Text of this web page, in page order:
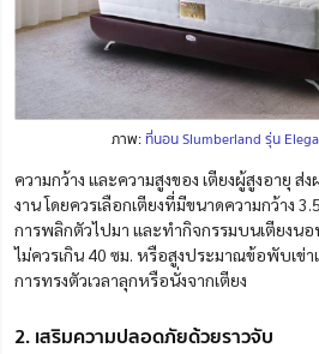
ภาพ: ที่นอน Slumberland รุ่น
ความกว้าง และความสูงของ เตียงผู้สูงอายุ
งาน โดยควรเลือกเตียงที่มีขนาดความกว้าง
การพลิกตัวไปมา และทำกิจกรรมบนเตียงนอ
ไม่ควรเกิน 40 ซม. หรือสูงประมาณข้อพับเข่
การทรงตัวเวลาลุกหรือนั่งจากเตียง
2. เสริมความปลอดภัยด้วยราวจับ